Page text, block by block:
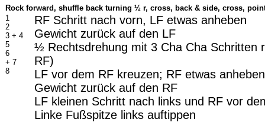
Rock forward, shuffle back turning ½ r, cross, back & side, cross,
1
2
3 + 4
5
6
+ 7
8
RF Schritt nach vorn, LF etwas anheben
Gewicht zurück auf den LF
½ Rechtsdrehung mit 3 Cha Cha Schritten
RF)
LF vor dem RF kreuzen; RF etwas anheben
Gewicht zurück auf den RF
LF kleinen Schritt nach links und RF vor
Linke Fußspitze links auftippen